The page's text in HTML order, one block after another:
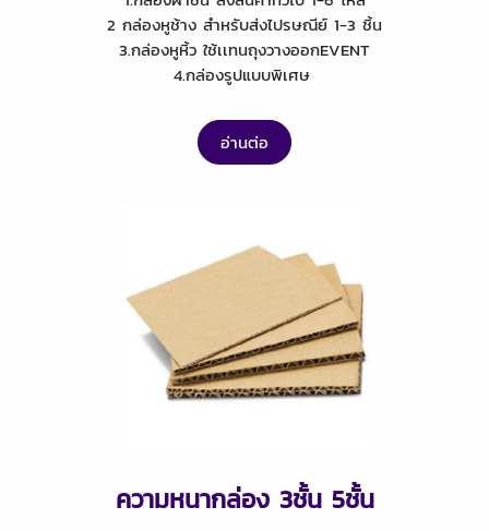
2 กล่องหูช้าง สำหรับส่งไปรษณีย์ 1-3 ชิ้น
3.กล่องหูหิ้ว ใช้เเทนถุงวางออกEVENT
4.กล่องรูปแบบพิเศษ
อ่านต่อ
ความหนากล่อง 3ชั้น 5ชั้น